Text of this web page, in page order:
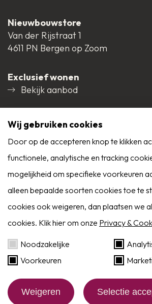
Nieuwbouwstore
Van der Rijstraat 1
4611 PN Bergen op Zoom
Exclusief wonen
Bekijk aanbod
Social media
Reviews
Alle reviews
9,0
Website by:
BlackDesk
Zoekservice
Eerder op de hoogte dan
als zoeker!
Wij gebruiken cookies
Door op de accepteren knop te klikken
functionele, analytische en tracking
mogelijkheid om specifieke voorkeuren
alleen bepaalde soorten cookies toe te
cookies ook weigeren, dan plaatsen we
cookies. Klik hier om onze Privacy &
Noodzakelijke
Voorkeuren
Weigeren Selectie